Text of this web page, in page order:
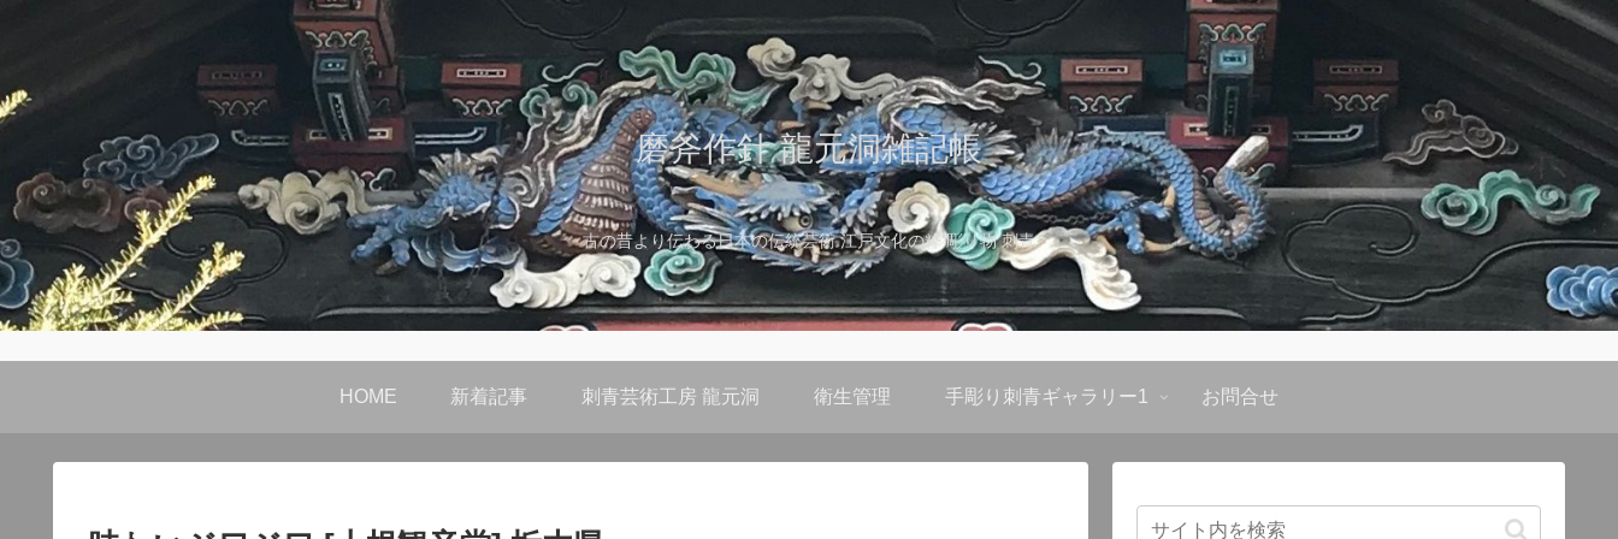
磨斧作針 龍元洞雑記帳
古の昔より伝わる日本の伝統芸術 江戸文化の粋 彫り物 刺青
HOME 新着記事 刺青芸術工房 龍元洞 衛生管理 手彫り刺青ギャラリー1 お問合せ